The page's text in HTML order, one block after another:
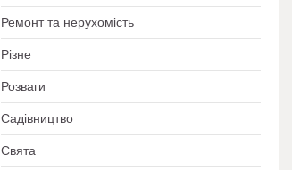
Ремонт та нерухомість
Різне
Розваги
Садівництво
Свята